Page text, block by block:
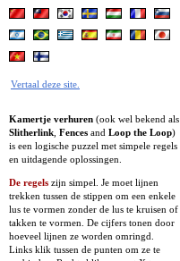
Vertaal deze site.
Kamertje verhuren (ook wel bekend als
Slitherlink Fences and Loop the Loop)
is een logische puzzel met simpele regels
en uitdagende oplossingen.
De regels zijn simpel. Je moet lijnen
trekken tussen de stippen om een enkele
lus te vormen zonder de lus te kruisen of
takken te vormen. De cijfers tonen door
hoeveel lijnen ze worden omringd.
Links klik tussen de punten om ze te